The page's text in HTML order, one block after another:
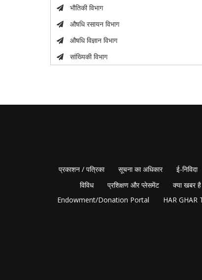
भौतिकी विभाग
औषधि रसायन विभाग
औषधि विज्ञान विभाग
सांख्यिकी विभाग
प्रकाशन / पत्रिका सूचना का अधिकार ई-निविदा
विविध
प्रशिक्षण और प्लेसमेंट क्या खबर है
Endowment/Donation Portal
HAR GHAR